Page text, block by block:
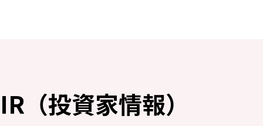
IR（投資家情報）